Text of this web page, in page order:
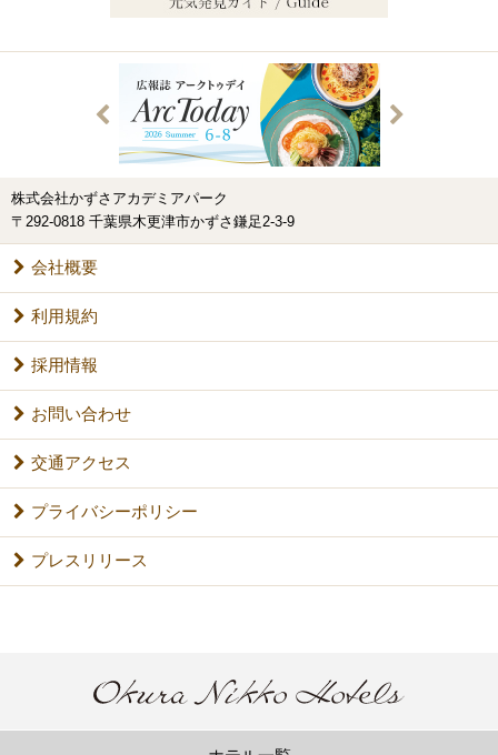
株式会社かずさアカデミアパーク
〒292-0818 千葉県木更津市かずさ鎌足2-3-9
会社概要
利用規約
採用情報
お問い合わせ
交通アクセス
プライバシーポリシー
プレスリリース